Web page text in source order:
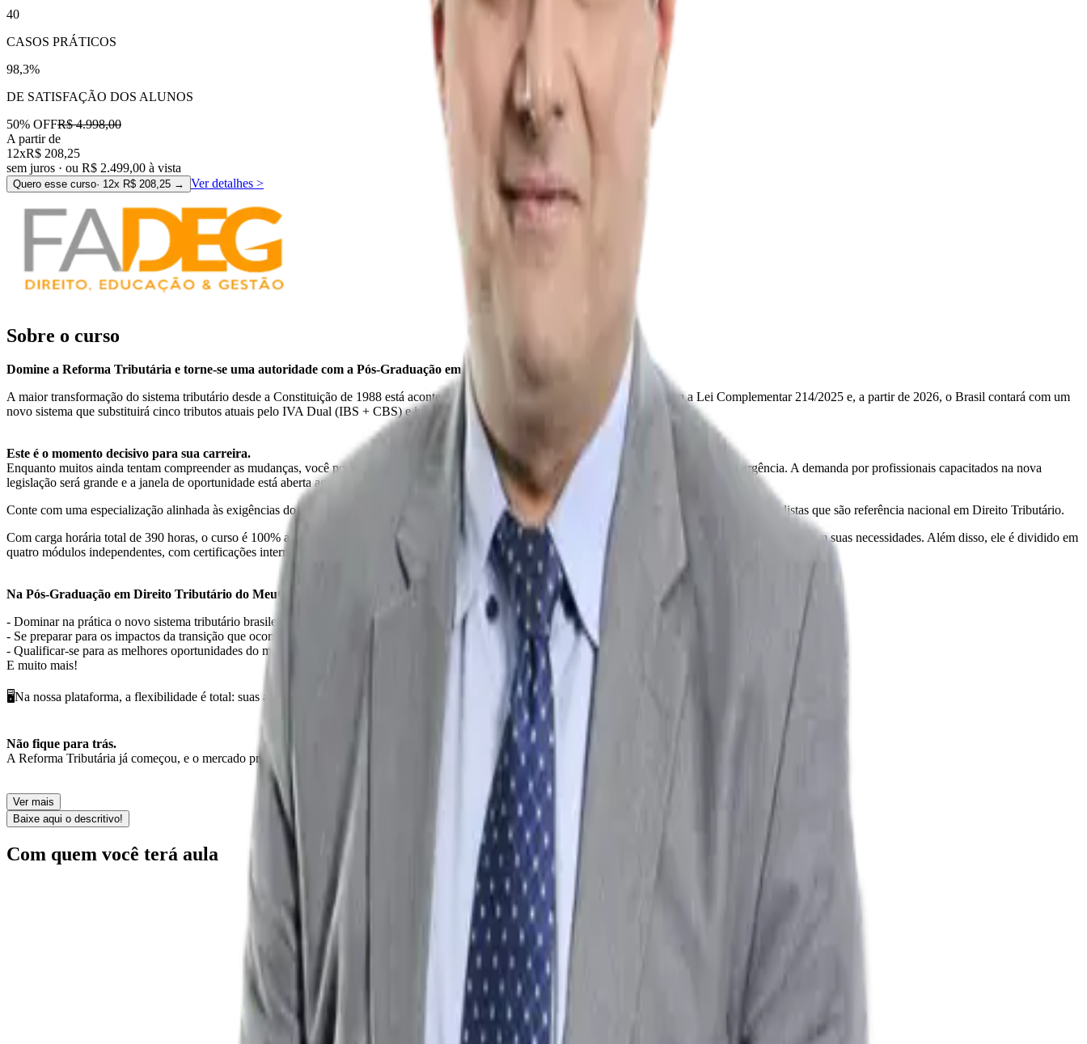
40
CASOS PRÁTICOS
98,3%
DE SATISFAÇÃO DOS ALUNOS
50% OFFR$ 4.998,00
A partir de
12xR$ 208,25
sem juros · ou R$ 2.499,00 à vista
Quero esse curso· 12x R$ 208,25 → Ver detalhes >
Sobre o curso
Domine a Reforma Tributária e torne-se uma autoridade com a Pós-Graduação em Direito Tributário
A maior transformação do sistema tributário desde a Constituição de 1988 está acontecendo agora! A Reforma Tributária chegou com a Lei Complementar 214/2025 e, a partir de 2026, o Brasil contará com um
novo sistema que substituirá cinco tributos atuais pelo IVA Dual (IBS + CBS) e instituirá o Imposto Seletivo.
Este é o momento decisivo para sua carreira.
Enquanto muitos ainda tentam compreender as mudanças, você pode se tornar o especialista que empresas, escritórios e governos buscarão com urgência. A demanda por profissionais capacitados na nova
legislação será grande e a janela de oportunidade está aberta agora.
Conte com uma especialização alinhada às exigências do novo cenário tributário, com abordagem prática e teórica, e materiais desenvolvidos por especialistas que são referência nacional em Direito Tributário.
Com carga horária total de 390 horas, o curso é 100% a distância, permitindo que você estude onde, quando e como quiser, no seu próprio ritmo e de acordo com suas necessidades. Além disso, ele é dividido em
quatro módulos independentes, com certificações intermediárias ao final de cada etapa.
Na Pós-Graduação em Direito Tributário do MeuCurso, você vai:
- Dominar na prática o novo sistema tributário brasileiro
- Se preparar para os impactos da transição que ocorrerá até 2033
- Qualificar-se para as melhores oportunidades do mercado
E muito mais!
🖥Na nossa plataforma, a flexibilidade é total: suas aulas estão disponíveis 24h por dia com acessos ilimitados para você estudar e revisar no seu próprio ritmo.
Não fique para trás.
A Reforma Tributária já começou, e o mercado precisa de especialistas preparados. Garanta seu lugar como autoridade no novo Direito Tributário brasileiro.
Ver mais
Baixe aqui o descritivo!
Com quem você terá aula